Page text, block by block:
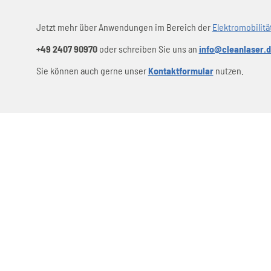
Jetzt mehr über Anwendungen im Bereich der
+49 2407 90970oder schreiben Sie uns an
Sie können auch gerne unserKontaktformular nutzen.